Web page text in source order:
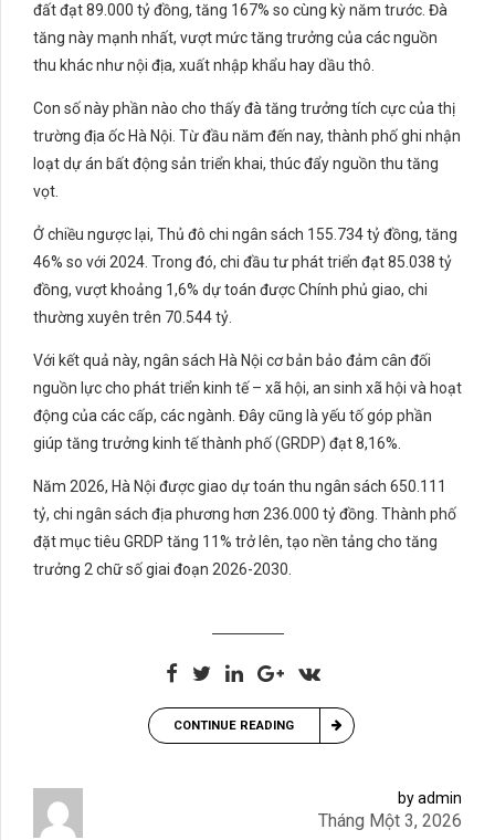
đất đạt 89.000 tỷ đồng, tăng 167% so cùng kỳ năm trước. Đà
tăng này mạnh nhất, vượt mức tăng trưởng của các nguồn
thu khác như nội địa, xuất nhập khẩu hay dầu thô.
Con số này phần nào cho thấy đà tăng trưởng tích cực của thị
trường địa ốc Hà Nội. Từ đầu năm đến nay, thành phố ghi nhận
loạt dự án bất động sản triển khai, thúc đẩy nguồn thu tăng
vọt.
Ở chiều ngược lại, Thủ đô chi ngân sách 155.734 tỷ đồng, tăng
46% so với 2024. Trong đó, chi đầu tư phát triển đạt 85.038 tỷ
đồng, vượt khoảng 1,6% dự toán được Chính phủ giao, chi
thường xuyên trên 70.544 tỷ.
Với kết quả này, ngân sách Hà Nội cơ bản bảo đảm cân đối
nguồn lực cho phát triển kinh tế – xã hội, an sinh xã hội và hoạt
động của các cấp, các ngành. Đây cũng là yếu tố góp phần
giúp tăng trưởng kinh tế thành phố (GRDP) đạt 8,16%.
Năm 2026, Hà Nội được giao dự toán thu ngân sách 650.111
tỷ, chi ngân sách địa phương hơn 236.000 tỷ đồng. Thành phố
đặt mục tiêu GRDP tăng 11% trở lên, tạo nền tảng cho tăng
trưởng 2 chữ số giai đoạn 2026-2030.
CONTINUE READING
by admin
Tháng Một 3, 2026